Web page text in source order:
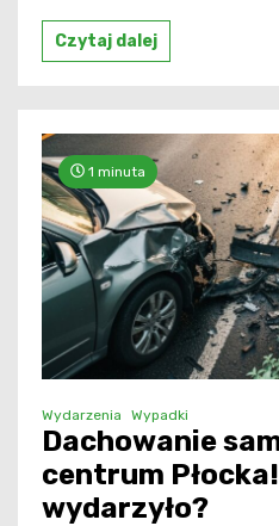
Czytaj dalej
1 minuta
Wydarzenia Wypadki
Dachowanie
centrum
wydarzyło?